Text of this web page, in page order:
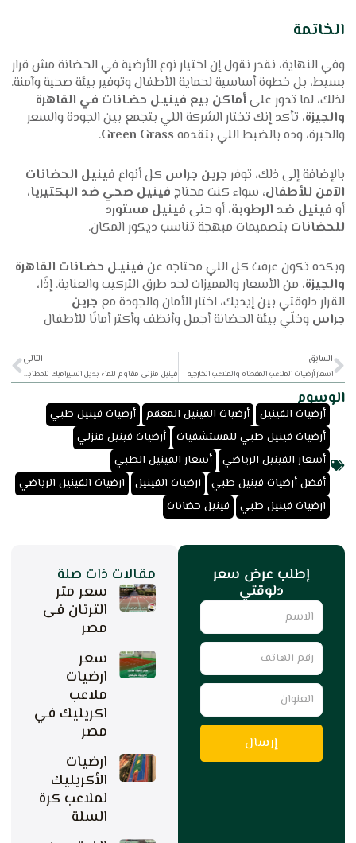
الخاتمة
وفي النهاية، نقدر نقول إن اختيار نوع الأرضية في الحضانة مش قرار
بسيط، بل خطوة أساسية لحماية الأطفال وتوفير بيئة صحية وآمنة.
لذلك، لما تدور على أماكن بيع فينيـل حضـانات في القاهرة
والجيزة، تأكد إنك تختار الشركة اللي بتجمع بين الجودة والسعر
والخبرة، وده بالضبط اللي بتقدمه Green Grass
.
بالإضافة إلى ذلك، توفر جرين جراس كل أنواع فينيل الحضانات
الآمن للأطفال، سواء كنت محتاج فينيل صحي ضد البكتيريا،
أو فينيل ضد الرطوبة، أو حتى فينيل مستورد
للحضانات بتصميمات مبهجة تناسب ديكور المكان.
وبكده تكون عرفت كل اللي محتاجه عن فينيـل حضـانات القاهرة
والجيزة، من الأسعار والمميزات لحد طرق التركيب والعناية. إذًا،
القرار دلوقتي بين إيديك، اختار الأمان والجودة مع جرين
جراس وخلّي بيئة الحضانة أجمل وأنظف وأكتر أمانًا للأطفال
Prev
السابق
اسعار أرضيات الملاعب المغطاه والملاعب الخارجيه
التالي
فينيل منزلي مقاوم للماء بديل السيراميك للمطابخ والحمامات
الوسوم
أرضيات الفينيل أرضيات الفينيل المعقم أرضيات فينيل طبي
أرضيات فينيل طبي للمستشفيات أرضيات فينيل منزلي
أسعار الفينيل الرياضي أسعار الفينيل الطبي
أفضل أرضيات فينيل طبي
ارضيات الفينيل ارضيات الفينيل الرياضي
ارضيات فينيل طبي
فينيل حضانات
إطلب عرض سعر
دلوقتي
Name
رقم
الهاتف
العنوان
إرسال
مقالات ذات صلة
سعر متر
الترتان فى
مصر
سعر
ارضيات
ملاعب
اكريليك في
مصر
ارضيات
الأكريليك
لملاعب كرة
السلة